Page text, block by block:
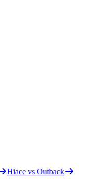
Hiace vs Outback